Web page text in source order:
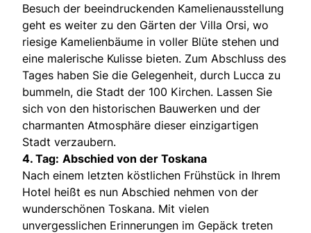
Besuch der beeindruckenden Kamelienausstellung
geht es weiter zu den Gärten der Villa Orsi, wo
riesige Kamelienbäume in voller Blüte stehen und
eine malerische Kulisse bieten. Zum Abschluss des
Tages haben Sie die Gelegenheit, durch Lucca zu
bummeln, die Stadt der 100 Kirchen. Lassen Sie
sich von den historischen Bauwerken und der
charmanten Atmosphäre dieser einzigartigen
Stadt verzaubern.
4. Tag: Abschied von der Toskana
Nach einem letzten köstlichen Frühstück in Ihrem
Hotel heißt es nun Abschied nehmen von der
wunderschönen Toskana. Mit vielen
unvergesslichen Erinnerungen im Gepäck treten